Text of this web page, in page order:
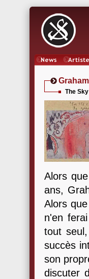
The
Alors
ans,
Alors
n'en
tout
succès
son
discuter